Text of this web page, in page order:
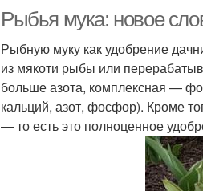
Рыбья мука: новое
Рыбную муку как удобрение
из мякоти рыбы или
больше азота, комплексная —
кальций, азот, фосфор). Кроме
— то есть это полноценное